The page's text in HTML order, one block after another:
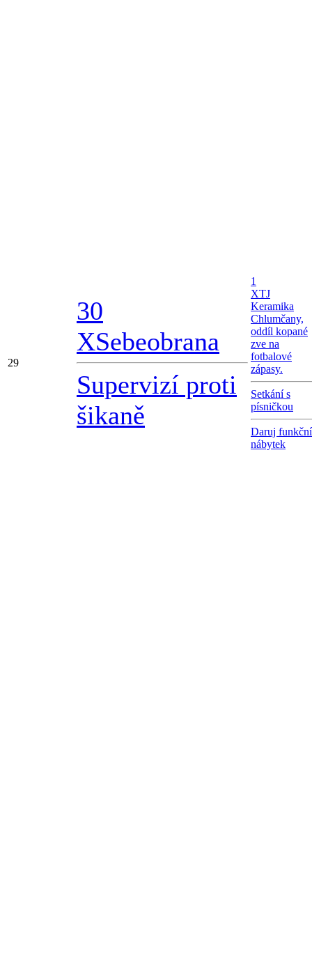
29
30
XSebeobrana
Supervizí proti
šikaně
1
XTJ
Keramika
Chlumčany,
oddíl kopané
zve na
fotbalové
zápasy.
Setkání s
písničkou
Daruj funkční
nábytek